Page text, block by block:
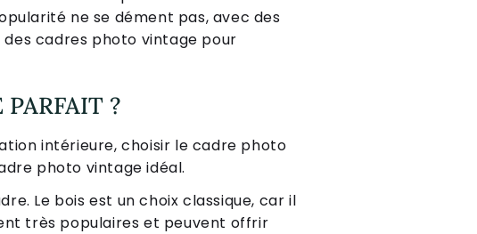
ne se dément pas, avec des
cadres photo vintage pour
?
intérieure, choisir le cadre photo
photo vintage idéal.
Le bois est un choix classique, car il
très populaires et peuvent offrir